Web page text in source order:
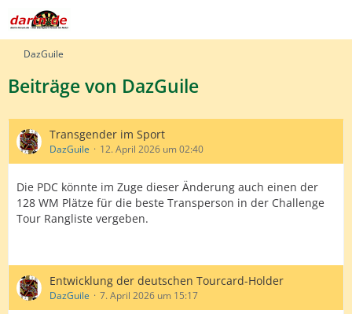
DazGuile
Beiträge von DazGuile
Transgender im Sport
DazGuile 12. April 2026 um 02:40
Die PDC könnte im Zuge dieser Änderung auch einen der
128 WM Plätze für die beste Transperson in der Challenge
Tour Rangliste vergeben.
Entwicklung der deutschen Tourcard-Holder
DazGuile 7. April 2026 um 15:17